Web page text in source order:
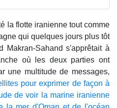
la flotte iranienne tout comme
qui quelques jours plus tôt
Makran-Sahand s'apprêtait à
où les deux parties ont
une multitude de messages,
pour exprimer de façon à
de voir la marine iranienne